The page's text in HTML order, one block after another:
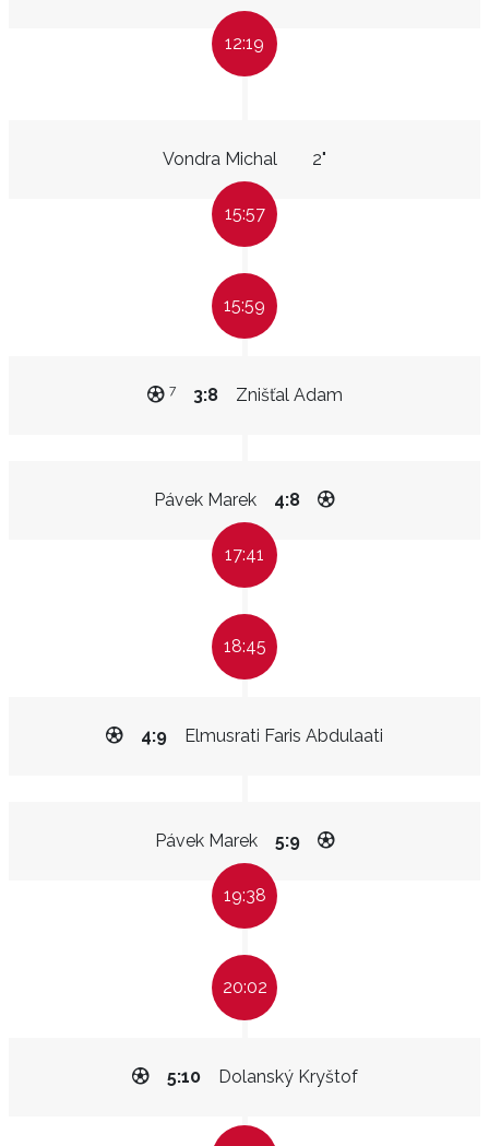
12:19
Vondra Michal 2"
15:57
15:59
Znišťal Adam
3:8
7
Pávek Marek 4:8
17:41
18:45
Elmusrati Faris Abdulaati
4:9
Pávek Marek 5:9
19:38
20:02
Dolanský Kryštof
5:10